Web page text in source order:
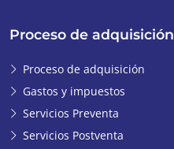
Proceso de adquisición
Proceso de adquisición
Gastos y impuestos
Servicios Preventa
Servicios Postventa